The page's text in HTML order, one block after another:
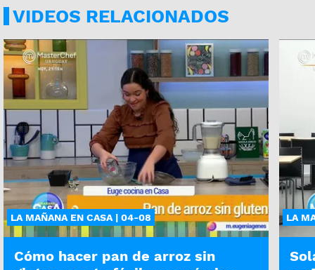
VIDEOS RELACIONADOS
LA MAÑANA EN CASA | 04-08
Cómo hacer pan de arroz sin
LA